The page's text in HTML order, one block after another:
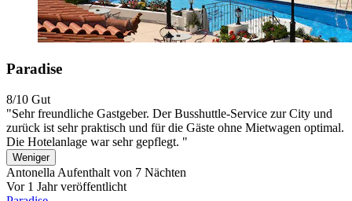
Paradise
8/10 Gut
"Sehr freundliche Gastgeber. Der Busshuttle-Service zur City und
zurück ist sehr praktisch und für die Gäste ohne Mietwagen optimal.
Die Hotelanlage war sehr gepflegt. "
Weniger
Antonella Aufenthalt von 7 Nächten
Vor 1 Jahr veröffentlicht